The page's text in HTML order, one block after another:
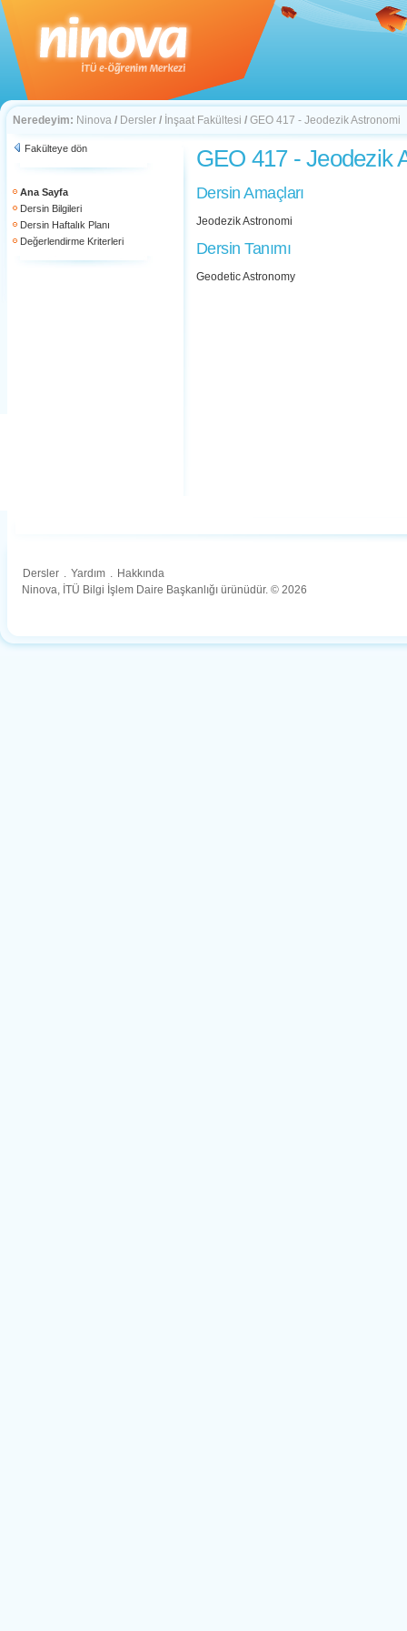
Neredeyim: Ninova / Dersler / İnşaat Fakültesi / GEO 417 - Jeodezik Astronomi
Fakülteye dön
Ana Sayfa
Dersin Bilgileri
Dersin Haftalık Planı
Değerlendirme Kriterleri
GEO 417 - Jeodezik
Dersin Amaçları
Jeodezik Astronomi
Dersin Tanımı
Geodetic Astronomy
Dersler . Yardım . Hakkında
Ninova, İTÜ Bilgi İşlem Daire Başkanlığı ürünüdür. © 2026